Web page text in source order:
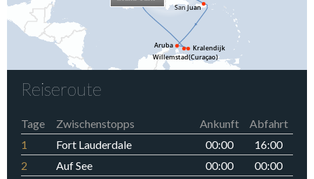
Reiseroute
Tage Zwischenstopps Ankunft
Abfahrt
1
Fort Lauderdale 00:00
16:00
2
Auf See 00:00
00:00